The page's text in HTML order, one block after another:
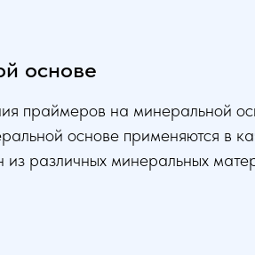
основе
праймеров на минеральной
основе применяются в
различных минеральных